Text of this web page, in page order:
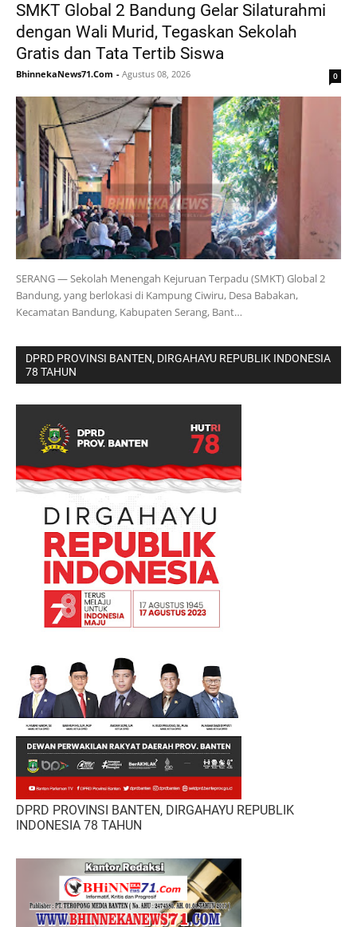
SMKT Global 2 Bandung Gelar Silaturahmi
dengan Wali Murid, Tegaskan Sekolah
Gratis dan Tata Tertib Siswa
BhinnekaNews71.Com - Agustus 08, 2026 0
SERANG — Sekolah Menengah Kejuruan Terpadu (SMKT) Global 2
Bandung, yang berlokasi di Kampung Ciwiru, Desa Babakan,
Kecamatan Bandung, Kabupaten Serang, Bant…
DPRD PROVINSI BANTEN, DIRGAHAYU REPUBLIK INDONESIA
78 TAHUN
DPRD PROVINSI BANTEN, DIRGAHAYU REPUBLIK
INDONESIA 78 TAHUN